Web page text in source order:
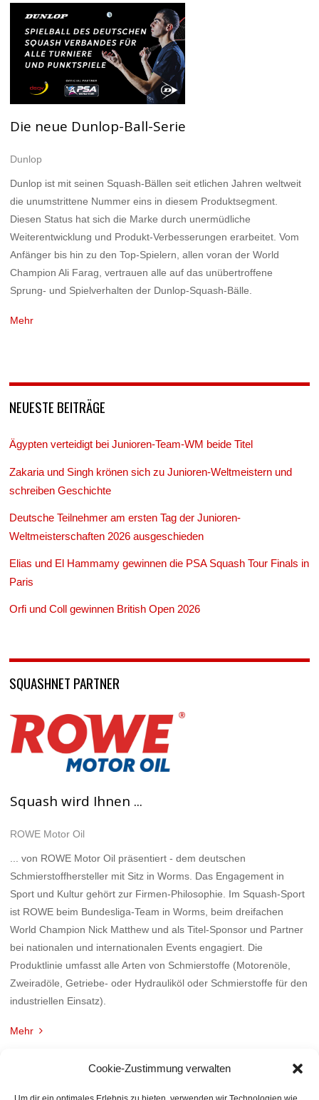
Cookie-Zustimmung verwalten
Die neue Dunlop-Ball-Serie
Dunlop
Dunlop ist mit seinen Squash-Bällen seit etlichen Jahren weltweit
die unumstrittene Nummer eins in diesem Produktsegment.
Diesen Status hat sich die Marke durch unermüdliche
Weiterentwicklung und Produkt-Verbesserungen erarbeitet. Vom
Anfänger bis hin zu den Top-Spielern, allen voran der World
Champion Ali Farag, vertrauen alle auf das unübertroffene
Sprung- und Spielverhalten der Dunlop-Squash-Bälle.
Mehr
NEUESTE BEITRÄGE
Ägypten verteidigt bei Junioren-Team-WM beide Titel
Zakaria und Singh krönen sich zu Junioren-Weltmeistern und
schreiben Geschichte
Deutsche Teilnehmer am ersten Tag der Junioren-
Weltmeisterschaften 2026 ausgeschieden
Elias und El Hammamy gewinnen die PSA Squash Tour Finals in
Paris
Orfi und Coll gewinnen British Open 2026
SQUASHNET PARTNER
Squash wird Ihnen ...
ROWE Motor Oil
... von ROWE Motor Oil präsentiert - dem deutschen
Schmierstoffhersteller mit Sitz in Worms. Das Engagement in
Sport und Kultur gehört zur Firmen-Philosophie. Im Squash-Sport
ist ROWE beim Bundesliga-Team in Worms, beim dreifachen
World Champion Nick Matthew und als Titel-Sponsor und Partner
bei nationalen und internationalen Events engagiert. Die
Produktlinie umfasst alle Arten von Schmierstoffe (Motorenöle,
Zweiradöle, Getriebe- oder Hydrauliköl oder Schmierstoffe für den
industriellen Einsatz).
Mehr